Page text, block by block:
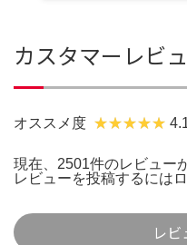
カスタマーレビ
オススメ度
現在、2501件のレビュー
レビューを投稿するには
レビ